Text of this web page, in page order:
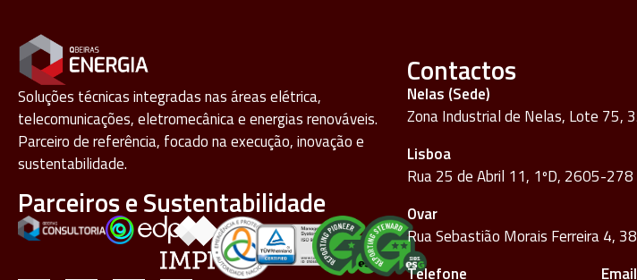
Soluções técnicas integradas nas áreas elétrica,
telecomunicações, eletromecânica e energias renováveis.
Parceiro de referência, focado na execução, inovação e
sustentabilidade.
Parceiros e Sustentabilidade
Contactos
Nelas (Sede)
Zona Industrial de Nelas, Lote 75,
Lisboa
Rua 25 de Abril 11, 1ºD, 2605-278
Ovar
Rua Sebastião Morais Ferreira 4,
Telefone
Email